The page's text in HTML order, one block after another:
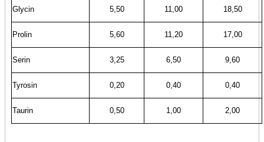
Glycin 5,50 11,00 18,50
Prolin 5,60 11,20 17,00
Serin 3,25 6,50 9,60
Tyrosin 0,20 0,40 0,40
Taurin 0,50 1,00 2,00